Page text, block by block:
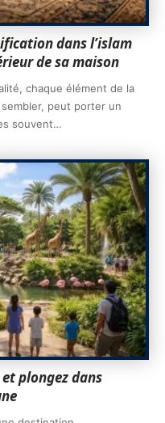
dans l’islam
de sa maison
chaque élément de la
peut porter un
souvent…
plongez dans